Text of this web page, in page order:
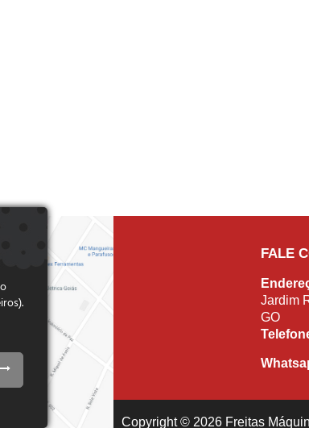
FALE
Jardim
GO
Copyright © 2026 Freitas